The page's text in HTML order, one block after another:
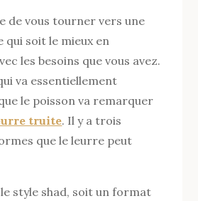
de vous tourner vers une
soit le mieux en
les besoins que vous avez.
va essentiellement
le poisson va remarquer
truite. Il y a trois
que le leurre peut
style shad, soit un format